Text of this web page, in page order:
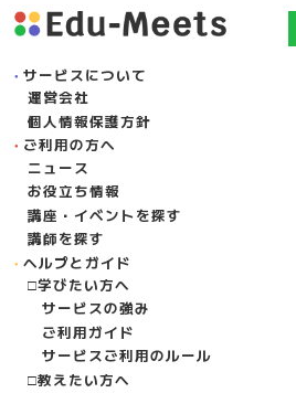
サービスについて
運営会社
個人情報保護方針
ご利用の方へ
ニュース
お役立ち情報
講座・イベントを探す
講師を探す
ヘルプとガイド
学びたい方へ
サービスの強み
ご利用ガイド
サービスご利用のルール
教えたい方へ